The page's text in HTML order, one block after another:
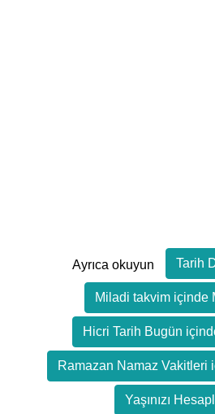
Ayrıca okuyun Tarih
Miladi takvim içinde
Hicri Tarih Bugün
Ramazan Namaz Vakitleri
Yaşınızı